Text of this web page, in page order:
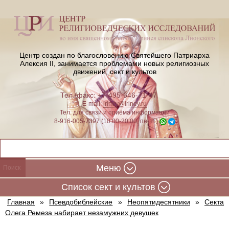
Центр создан по благословению Святейшего Патриарха
Алексия II, занимается проблемами новых религиозных
движений, сект и культов
Тел./факс: +7-495-646-71-47
E-mail:iriney@iriney.ru
Тел. для связи и приёма информации
8-916-005-7397 (10:00-20:00, пн-пт)
Меню
Cписок сект и культов
Главная » Псевдобиблейские » Неопятидесятники »
Секта
Олега Ремеза набирает незамужних девушек